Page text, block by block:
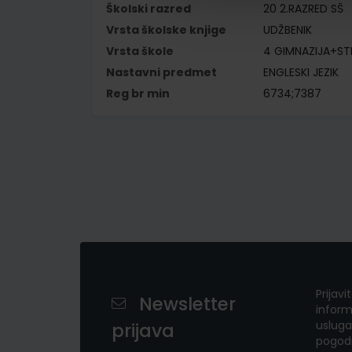
Školski razred
20 2.RAZRED SŠ
Vrsta školske knjige
UDŽBENIK
Vrsta škole
4
Nastavni predmet
ENGLESKI JEZIK
Reg br min
6734;7387
Newsletter
prijava